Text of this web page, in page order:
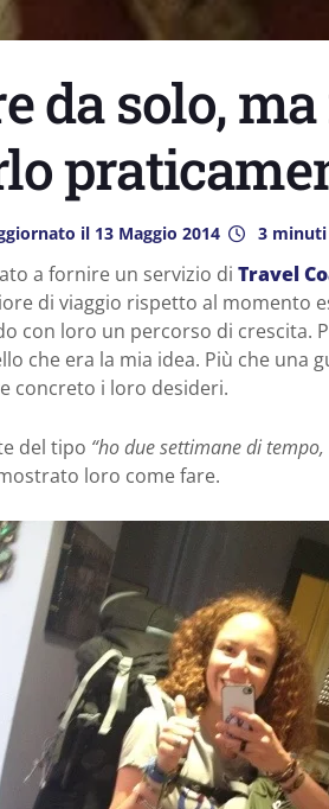
da solo,
il 13 Maggio 2014 3
a fornire un servizio di Travel
di viaggio rispetto al momento
con loro un percorso di crescita.
che era la mia idea. Più che una
concreto i loro desideri.
del tipo “ho due settimane di
loro come fare.